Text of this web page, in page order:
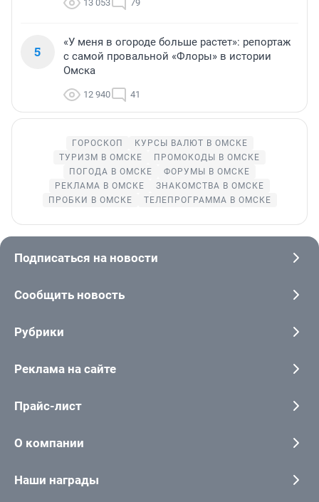
13 053 79
5
«У меня в огороде больше растет»: репортаж
с самой провальной «Флоры» в истории
Омска
12 940 41
ГОРОСКОП
КУРСЫ ВАЛЮТ В ОМСКЕ
ТУРИЗМ В ОМСКЕ
ПРОМОКОДЫ В ОМСКЕ
ПОГОДА В ОМСКЕ
ФОРУМЫ В ОМСКЕ
РЕКЛАМА В ОМСКЕ
ЗНАКОМСТВА В ОМСКЕ
ПРОБКИ В ОМСКЕ
ТЕЛЕПРОГРАММА В ОМСКЕ
Подписаться на новости
Сообщить новость
Рубрики
Реклама на сайте
Прайс-лист
О компании
Наши награды